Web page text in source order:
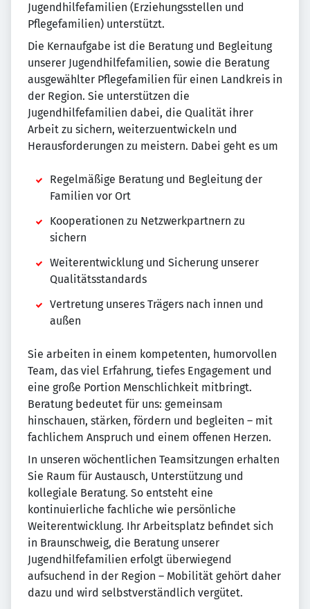
Jugendhilfefamilien (Erziehungsstellen und
Pflegefamilien) unterstützt.
Die Kernaufgabe ist die Beratung und Begleitung
unserer Jugendhilfefamilien, sowie die Beratung
ausgewählter Pflegefamilien für einen Landkreis in
der Region. Sie unterstützen die
Jugendhilfefamilien dabei, die Qualität ihrer
Arbeit zu sichern, weiterzuentwickeln und
Herausforderungen zu meistern. Dabei geht es um
Regelmäßige Beratung und Begleitung der
Familien vor Ort
Kooperationen zu Netzwerkpartnern zu
sichern
Weiterentwicklung und Sicherung unserer
Qualitätsstandards
Vertretung unseres Trägers nach innen und
außen
Sie arbeiten in einem kompetenten, humorvollen
Team, das viel Erfahrung, tiefes Engagement und
eine große Portion Menschlichkeit mitbringt.
Beratung bedeutet für uns: gemeinsam
hinschauen, stärken, fördern und begleiten – mit
fachlichem Anspruch und einem offenen Herzen.
In unseren wöchentlichen Teamsitzungen erhalten
Sie Raum für Austausch, Unterstützung und
kollegiale Beratung. So entsteht eine
kontinuierliche fachliche wie persönliche
Weiterentwicklung. Ihr Arbeitsplatz befindet sich
in Braunschweig, die Beratung unserer
Jugendhilfefamilien erfolgt überwiegend
aufsuchend in der Region – Mobilität gehört daher
dazu und wird selbstverständlich vergütet.